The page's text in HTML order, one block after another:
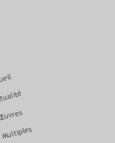
Multiples